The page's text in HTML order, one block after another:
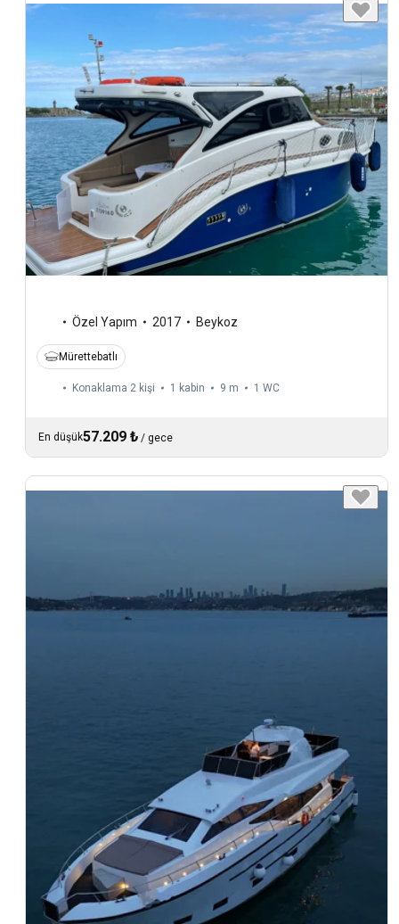
Özel Yapım 2017 Beykoz
Mürettebatlı
Konaklama 2 kişi 1 kabin 9 m 1 WC
En düşük57.209 ₺ / gece